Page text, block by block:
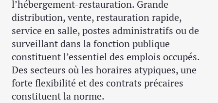
l’hébergement-restauration. Grande
distribution, vente, restauration rapide,
service en salle, postes administratifs ou de
surveillant dans la fonction publique
constituent l’essentiel des emplois occupés.
Des secteurs où les horaires atypiques, une
forte flexibilité et des contrats précaires
constituent la norme.